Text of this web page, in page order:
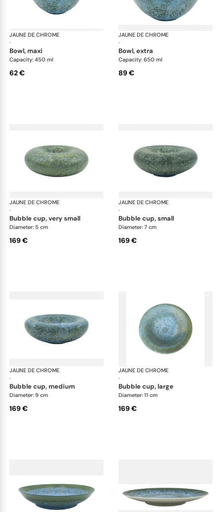
JAUNE DE CHROME
·
Nymphéa
bowl, maxi
Capacity: 450 ml
62 €
JAUNE DE CHROME
·
bowl, extra
Capacity: 650 ml
89 €
JAUNE DE CHROME
·
Nymphéa
bubble cup, very small
Diameter: 5 cm
169 €
JAUNE DE CHROME
·
bubble cup, small
Diameter: 7 cm
169 €
JAUNE DE CHROME
·
Nymphéa
bubble cup, medium
Diameter: 9 cm
169 €
JAUNE DE CHROME
·
bubble cup, large
Diameter: 11 cm
169 €